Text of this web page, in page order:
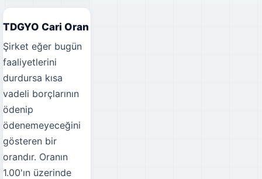
TDGYO Cari Oran
Şirket eğer bugün
faaliyetlerini
durdursa kısa
vadeli borçlarının
ödenip
ödenemeyeceğini
gösteren bir
orandır. Oranın
1.00'ın üzerinde